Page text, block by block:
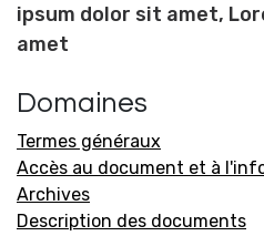
ipsum dolor sit amet,
amet
Domaines
Termes généraux
Accès au document et à
Archives
Description des documents